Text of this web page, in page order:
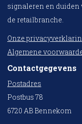
signaleren en
de retailbranche.
Onze
Algemene
Contactgegevens
Postadres
Postbus 78
6720 AB Bennekom